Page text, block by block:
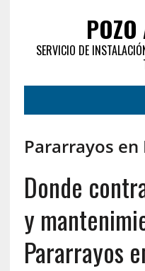
SERVICIO DE
Pararrayos en
Donde
y
Pararrayos